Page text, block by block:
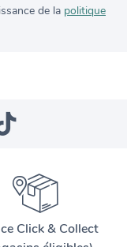
de la politique
Click & Collect